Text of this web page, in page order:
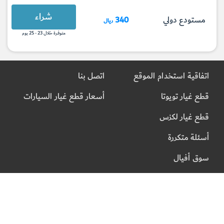
مستودع دولي 340 ريال شراء
متوفرة خلال 23 - 25 يوم
اتفاقية استخدام الموقع
قطع غيار تويوتا
قطع غيار لكزس
أسئلة متكررة
سوق أفيال
اتصل بنا
أسعار قطع غيار السيارات